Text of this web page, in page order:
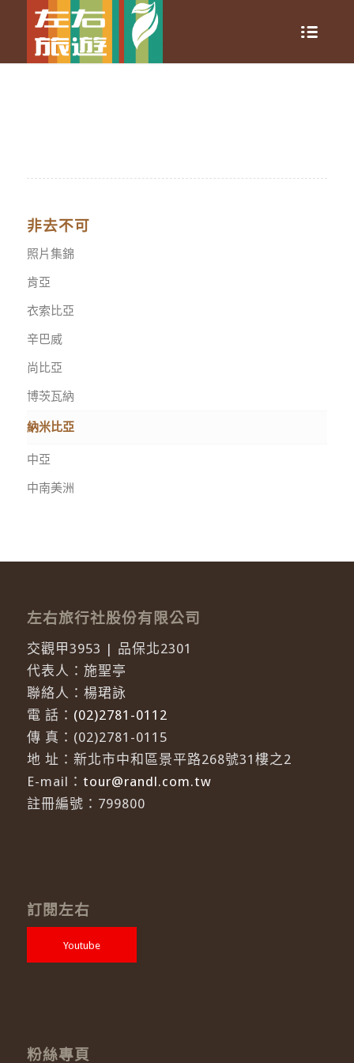
非去不可
照片集錦
肯亞
衣索比亞
辛巴威
尚比亞
博茨瓦納
納米比亞
中亞
中南美洲
左右旅行社股份有限公司
交觀甲3953 | 品保北2301
代表人：施聖亭
聯絡人：楊珺詠
電 話： (02)2781-0112
傳 真：(02)2781-0115
地 址：新北市中和區景平路268號31樓之2
E-mail： tour@randl.com.tw
註冊編號：799800
訂閱左右
Youtube
粉絲專頁